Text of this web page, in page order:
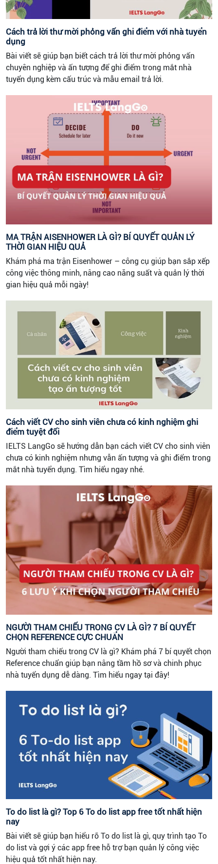
Cách trả lời thư mời phỏng vấn ghi điểm với nhà tuyển
dụng
Bài viết sẽ giúp bạn biết cách trả lời thư mời phỏng vấn
chuyên nghiệp và ấn tượng để ghi điểm trong mắt nhà
tuyển dụng kèm cấu trúc và mẫu email trả lời.
MA TRẬN AISENHOWER LÀ GÌ? BÍ QUYẾT QUẢN LÝ
THỜI GIAN HIỆU QUẢ
Khám phá ma trận Eisenhower – công cụ giúp bạn sắp xếp
công việc thông minh, nâng cao năng suất và quản lý thời
gian hiệu quả mỗi ngày!
Cách viết CV cho sinh viên chưa có kinh nghiệm ghi
điểm tuyệt đối
IELTS LangGo sẽ hướng dẫn bạn cách viết CV cho sinh viên
chưa có kinh nghiệm nhưng vẫn ấn tượng và ghi điểm trong
mắt nhà tuyển dụng. Tìm hiểu ngay nhé.
NGƯỜI THAM CHIẾU TRONG CV LÀ GÌ? 7 BÍ QUYẾT
CHỌN REFERENCE CỰC CHUẨN
Người tham chiếu trong CV là gì? Khám phá 7 bí quyết chọn
Reference chuẩn giúp bạn nâng tầm hồ sơ và chinh phục
nhà tuyển dụng dễ dàng. Tìm hiểu ngay tại đây!
To do list là gì? Top 6 To do list app free tốt nhất hiện
nay
Bài viết sẽ giúp bạn hiểu rõ To do list là gì, quy trình tạo To
do list và gợi ý các app free hỗ trợ bạn quản lý công việc
hiệu quả tốt nhất hiện nay.